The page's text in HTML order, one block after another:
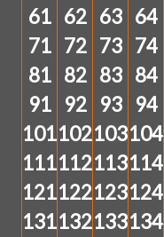
61 62 63 64
71 72 73 74
81 82 83 84
91
92 93 94
101102103104
111112113114
121122123124
131132133134